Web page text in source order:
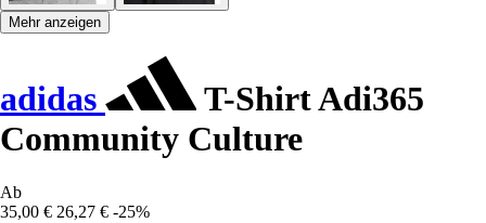
Mehr anzeigen
adidas
T-Shirt Adi365
Community Culture
Ab
35,00 € 26,27 € -25%